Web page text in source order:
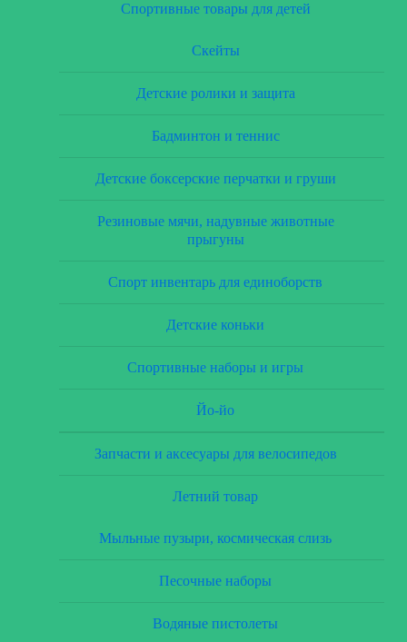
Спортивные товары для детей
Скейты
Детские ролики и защита
Бадминтон и теннис
Детские боксерские перчатки и груши
Резиновые мячи, надувные животные
прыгуны
Спорт инвентарь для единоборств
Детские коньки
Спортивные наборы и игры
Йо-йо
Запчасти и аксесуары для велосипедов
Летний товар
Мыльные пузыри, космическая слизь
Песочные наборы
Водяные пистолеты